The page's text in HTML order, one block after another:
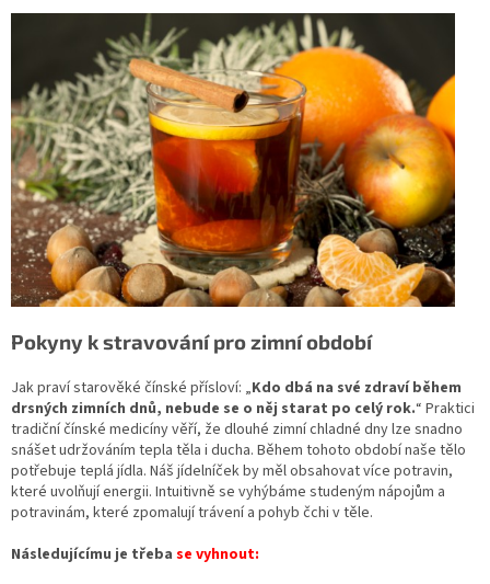
Pokyny k stravování pro zimní období
Jak praví starověké čínské přísloví: „Kdo dbá na své zdraví během
drsných zimních dnů, nebude se o něj starat po celý rok.“ Praktici
tradiční čínské medicíny věří, že dlouhé zimní chladné dny lze snadno
snášet udržováním tepla těla i ducha. Během tohoto období naše tělo
potřebuje teplá jídla. Náš jídelníček by měl obsahovat více potravin,
které uvolňují energii. Intuitivně se vyhýbáme studeným nápojům a
potravinám, které zpomalují trávení a pohyb čchi v těle.
Následujícímu je třeba se vyhnout: